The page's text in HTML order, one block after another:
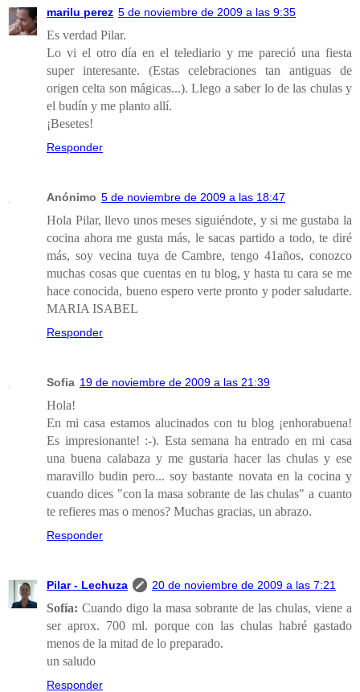
marilu perez 5 de noviembre de 2009 a las 9:35
Es verdad Pilar.
Lo vi el otro día en el telediario y me pareció una fiesta
super interesante. (Estas celebraciones tan antiguas de
origen celta son mágicas...). Llego a saber lo de las chulas y
el budín y me planto allí.
¡Besetes!
Responder
Anónimo 5 de noviembre de 2009 a las 18:47
Hola Pilar, llevo unos meses siguiéndote, y si me gustaba la
cocina ahora me gusta más, le sacas partido a todo, te diré
más, soy vecina tuya de Cambre, tengo 41años, conozco
muchas cosas que cuentas en tu blog, y hasta tu cara se me
hace conocida, bueno espero verte pronto y poder saludarte.
MARIA ISABEL
Responder
Sofia 19 de noviembre de 2009 a las 21:39
Hola!
En mi casa estamos alucinados con tu blog ¡enhorabuena!
Es impresionante! :-). Esta semana ha entrado en mi casa
una buena calabaza y me gustaria hacer las chulas y ese
maravillo budin pero... soy bastante novata en la cocina y
cuando dices "con la masa sobrante de las chulas" a cuanto
te refieres mas o menos? Muchas gracias, un abrazo.
Responder
Pilar - Lechuza 20 de noviembre de 2009 a las 7:21
Sofía: Cuando digo la masa sobrante de las chulas, viene a
ser aprox. 700 ml. porque con las chulas habré gastado
menos de la mitad de lo preparado.
un saludo
Responder